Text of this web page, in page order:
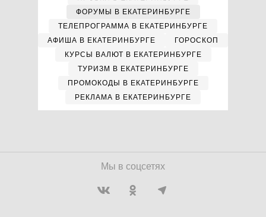
ФОРУМЫ В ЕКАТЕРИНБУРГЕ
ТЕЛЕПРОГРАММА В ЕКАТЕРИНБУРГЕ
АФИША В ЕКАТЕРИНБУРГЕ
ГОРОСКОП
КУРСЫ ВАЛЮТ В ЕКАТЕРИНБУРГЕ
ТУРИЗМ В ЕКАТЕРИНБУРГЕ
ПРОМОКОДЫ В ЕКАТЕРИНБУРГЕ
РЕКЛАМА В ЕКАТЕРИНБУРГЕ
Мы в соцсетях